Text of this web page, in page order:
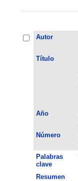
Autor
Título
Año
Número
Palabras
clave
Resumen